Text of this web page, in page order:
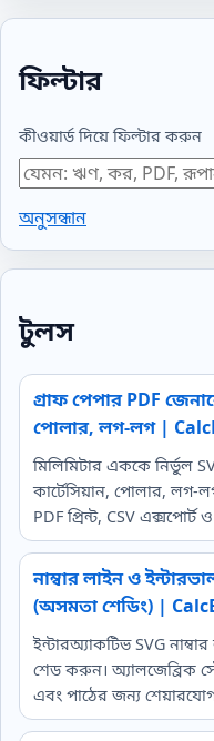
ফিল্টার
কীওয়ার্ড দিয়ে ফিল্টার করুন
অনুসন্ধান
টুলস
গ্রাফ পেপার PDF
পোলার, লগ-লগ |
মিলিমিটার এককে নির্ভুল
কার্টেসিয়ান, পোলার, লগ-
PDF প্রিন্ট, CSV এক্সপোর্ট
নাম্বার লাইন ও
(অসমতা শেডিং) |
ইন্টারঅ্যাকটিভ SVG
শেড করুন। অ্যালজেব্রিক
এবং পাঠের জন্য